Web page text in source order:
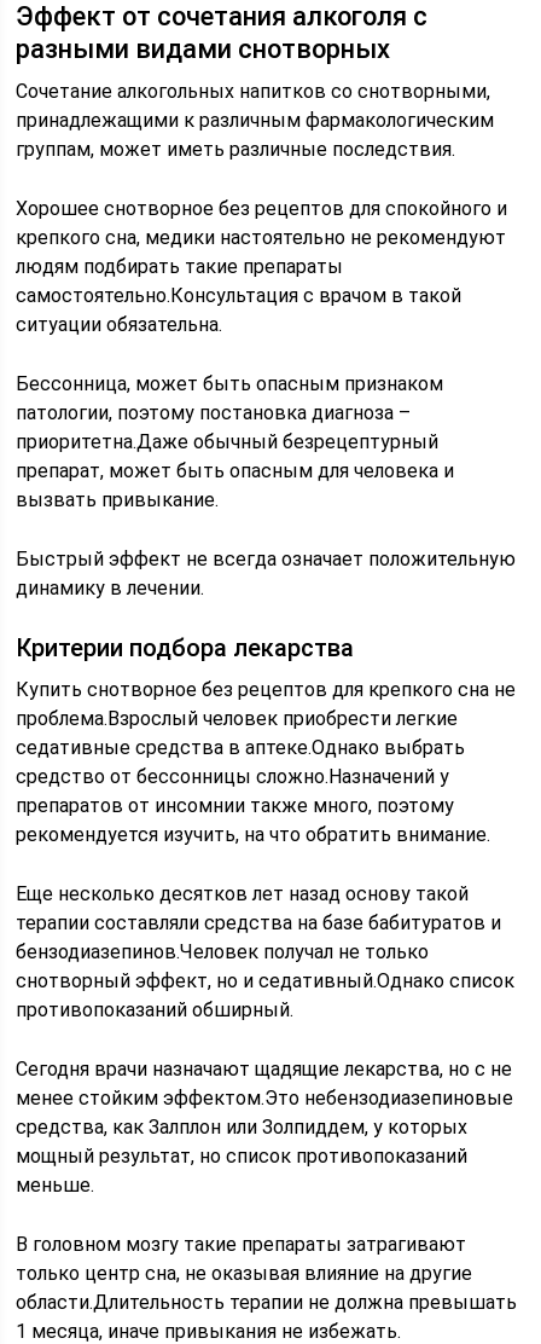
Эффект от сочетания алкоголя с
разными видами снотворных
Сочетание алкогольных напитков со снотворными,
принадлежащими к различным фармакологическим
группам, может иметь различные последствия.
Хорошее снотворное без рецептов для спокойного и
крепкого сна, медики настоятельно не рекомендуют
людям подбирать такие препараты
самостоятельно.Консультация с врачом в такой
ситуации обязательна.
Бессонница, может быть опасным признаком
патологии, поэтому постановка диагноза –
приоритетна.Даже обычный безрецептурный
препарат, может быть опасным для человека и
вызвать привыкание.
Быстрый эффект не всегда означает положительную
динамику в лечении.
Критерии подбора лекарства
Купить снотворное без рецептов для крепкого сна не
проблема.Взрослый человек приобрести легкие
седативные средства в аптеке.Однако выбрать
средство от бессонницы сложно.Назначений у
препаратов от инсомнии также много, поэтому
рекомендуется изучить, на что обратить внимание.
Еще несколько десятков лет назад основу такой
терапии составляли средства на базе бабитуратов и
бензодиазепинов.Человек получал не только
снотворный эффект, но и седативный.Однако список
противопоказаний обширный.
Сегодня врачи назначают щадящие лекарства, но с не
менее стойким эффектом.Это небензодиазепиновые
средства, как Залплон или Золпиддем, у которых
мощный результат, но список противопоказаний
меньше.
В головном мозгу такие препараты затрагивают
только центр сна, не оказывая влияние на другие
области.Длительность терапии не должна превышать
1 месяца, иначе привыкания не избежать.